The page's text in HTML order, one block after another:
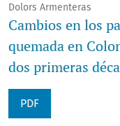
Dolors Armenteras
Cambios en los
quemada en
dos primeras
PDF